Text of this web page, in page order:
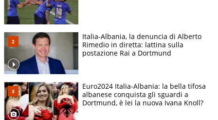
Italia-Albania, la denuncia di Alberto
Rimedio in diretta: lattina sulla
postazione Rai a Dortmund
Euro2024 Italia-Albania: la bella tifosa
albanese conquista gli sguardi a
Dortmund, è lei la nuova Ivana Knoll?